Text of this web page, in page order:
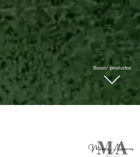
Buscar productos